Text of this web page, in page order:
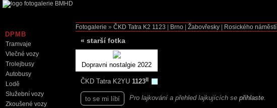
Fotogalerie » ČKD Tatra K2 1123 Brno Žabovřesky Rosického náměstí
« starší fotka
Dopravni nostalgie 2022
ČKD Tatra K2YU 1123
to se mi líbí Pro lajkování a přehled lajkujících se přihlaste.
DPMB
Tramvaje
Vlečné vozy
Trolejbusy
Autobusy
Lodě
Služební vozy
Zkoušené vozy